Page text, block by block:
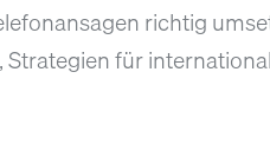
richtig
für